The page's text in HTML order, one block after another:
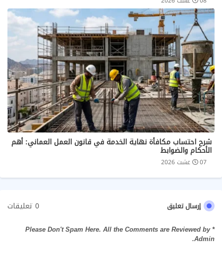
شرح احتساب مكافأة نهاية الخدمة في قانون العمل العماني: أهم
الأحكام والضوابط
07 غشت 2026
إرسال تعليق 0 تعليقات
* Please Don't Spam Here. All the Comments are Reviewed by
Admin.